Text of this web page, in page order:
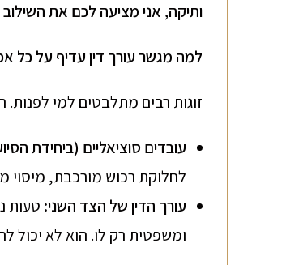
ותיקה, אני מציעה לכם את
למה מגשר עורך דין עדיף על כל
זוגות רבים מתלבטים למי
עובדים סוציאליים (ביחידת
לחלוקת רכוש מורכבת,
עורך הדין של הצד השני: טעות
ומשפטית רק לו. הוא לא יכול